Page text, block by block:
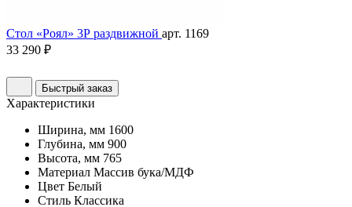
Стол «Роял» 3Р раздвижной арт. 1169
33 290 ₽
Быстрый заказ
Характеристики
Ширина, мм 1600
Глубина, мм 900
Высота, мм 765
Материал Массив бука/МДФ
Цвет Белый
Стиль Классика